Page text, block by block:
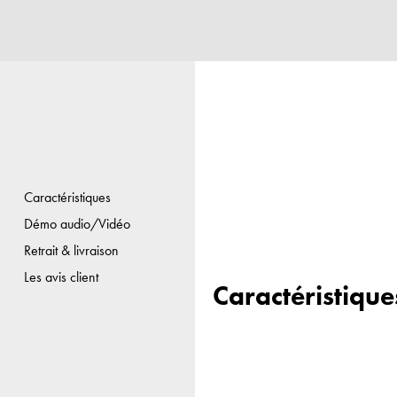
Caractéristiques
Démo audio/Vidéo
Retrait & livraison
Les avis client